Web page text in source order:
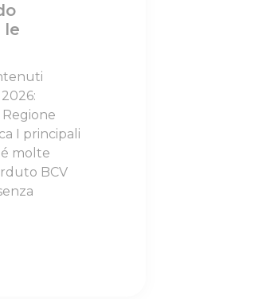
le
I principali
molte
BCV